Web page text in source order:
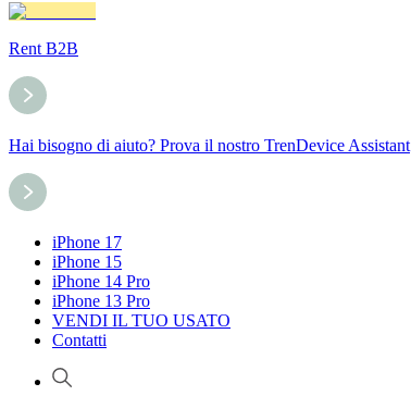
Rent B2B
Hai bisogno di aiuto? Prova il nostro TrenDevice Assistant
iPhone 17
iPhone 15
iPhone 14 Pro
iPhone 13 Pro
VENDI IL TUO USATO
Contatti